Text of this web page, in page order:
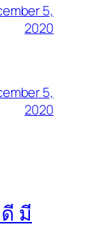
5,
2020
5,
2020
มี